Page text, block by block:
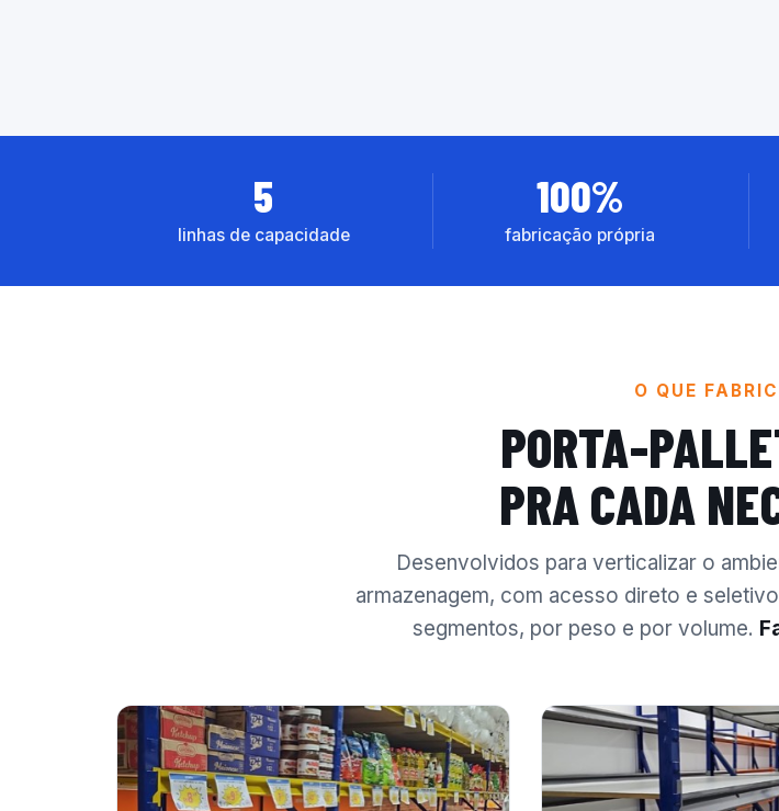
5
linhas de capacidade
100%
fabricação própria
O QUE
PORTA-
PRA CADA
Desenvolvidos para verticalizar o
armazenagem, com acesso direto e
segmentos, por peso e por volume.